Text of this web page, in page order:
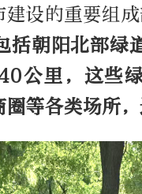
设的重要组成
括朝阳北部
公里，这些
圈等各类场所